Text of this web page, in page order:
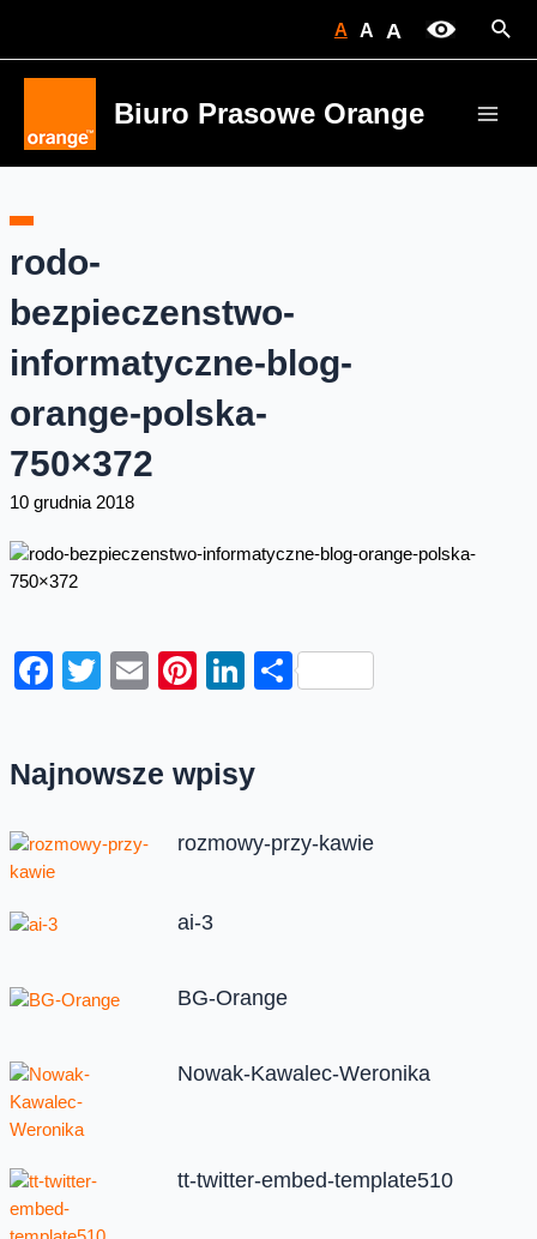
A A A
Biuro Prasowe Orange
rodo-
bezpieczenstwo-
informatyczne-blog-
orange-polska-
750×372
10 grudnia 2018
Facebook
Twitter
EmailPinterest
LinkedIn
Share
Najnowsze wpisy
rozmowy-przy-kawie
ai-3
BG-Orange
Nowak-Kawalec-Weronika
tt-twitter-embed-template510